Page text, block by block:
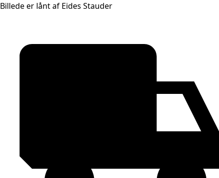
Billede er lånt af Eides Stauder